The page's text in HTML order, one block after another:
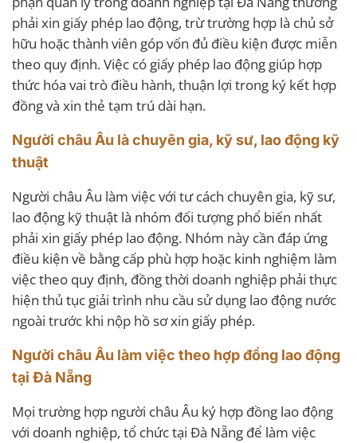
phải xin giấy phép lao động, trừ trường hợp là chủ sở
hữu hoặc thành viên góp vốn đủ điều kiện được miễn
theo quy định. Việc có giấy phép lao động giúp hợp
thức hóa vai trò điều hành, thuận lợi trong ký kết hợp
đồng và xin thẻ tạm trú dài hạn.
Người châu Âu là chuyên gia, kỹ sư, lao động kỹ
thuật
Người châu Âu làm việc với tư cách chuyên gia, kỹ sư,
lao động kỹ thuật là nhóm đối tượng phổ biến nhất
phải xin giấy phép lao động. Nhóm này cần đáp ứng
điều kiện về bằng cấp phù hợp hoặc kinh nghiệm làm
việc theo quy định, đồng thời doanh nghiệp phải thực
hiện thủ tục giải trình nhu cầu sử dụng lao động nước
ngoài trước khi nộp hồ sơ xin giấy phép.
Người châu Âu làm việc theo hợp đồng lao động
tại Đà Nẵng
Mọi trường hợp người châu Âu ký hợp đồng lao động
với doanh nghiệp, tổ chức tại Đà Nẵng để làm việc